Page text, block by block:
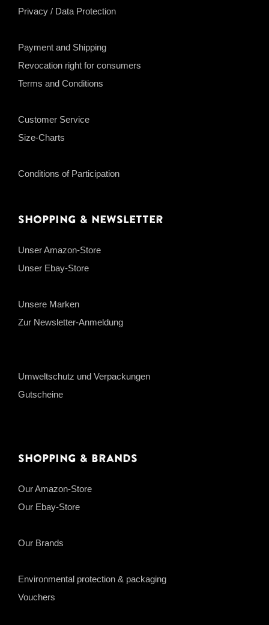
Privacy / Data Protection
Payment and Shipping
Revocation right for consumers
Terms and Conditions
Customer Service
Size-Charts
Conditions of Participation
Shopping & Newsletter
Unser Amazon-Store
Unser Ebay-Store
Unsere Marken
Zur Newsletter-Anmeldung
Umweltschutz und Verpackungen
Gutscheine
Shopping & Brands
Our Amazon-Store
Our Ebay-Store
Our Brands
Environmental protection & packaging
Vouchers